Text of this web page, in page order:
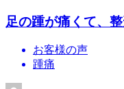
足の踵が痛くて、
お客様の声
踵痛